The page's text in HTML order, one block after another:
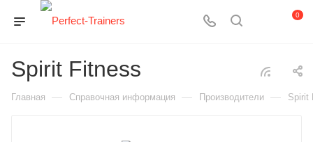
0
Spirit Fitness
Главная — Справочная информация — Производители — Spirit